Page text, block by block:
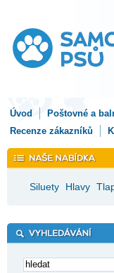
Úvod Poštovné a
Recenze zákazníků
Siluety Hlavy